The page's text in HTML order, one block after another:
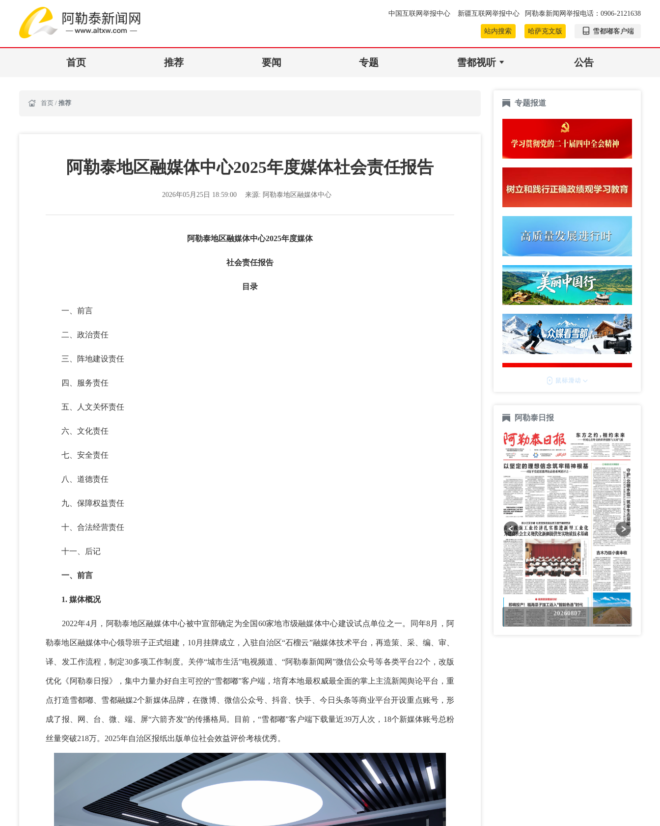
中国互联网举报中心 新疆互联网举报中心 阿勒泰新闻网举报电话：0906-2121638
站内搜索 哈萨克文版 雪都嘟客户端
首页 推荐 要闻 专题 雪都视听 公告
首页 / 推荐
阿勒泰地区融媒体中心2025年度媒体社会责任报告
2026年05月25日 18:59:00 来源: 阿勒泰地区融媒体中心
阿勒泰地区融媒体中心2025年度媒体
社会责任报告
目录
一、前言
二、政治责任
三、阵地建设责任
四、服务责任
五、人文关怀责任
六、文化责任
七、安全责任
八、道德责任
九、保障权益责任
十、合法经营责任
十一、后记
一、前言
1. 媒体概况
2022年4月，阿勒泰地区融媒体中心被中宣部确定为全国60家地市级融媒体中心建设试点单位之一。同年8月，阿
勒泰地区融媒体中心领导班子正式组建，10月挂牌成立，入驻自治区“石榴云”融媒体技术平台，再造策、采、编、审、
译、发工作流程，制定30多项工作制度。关停“城市生活”电视频道、“阿勒泰新闻网”微信公众号等各类平台22个，改版
优化《阿勒泰日报》，集中力量办好自主可控的“雪都嘟”客户端，培育本地最权威最全面的掌上主流新闻舆论平台，重
点打造雪都嘟、雪都融媒2个新媒体品牌，在微博、微信公众号、抖音、快手、今日头条等商业平台开设重点账号，形
成了报、网、台、微、端、屏“六箭齐发”的传播格局。目前，“雪都嘟”客户端下载量近39万人次，18个新媒体账号总粉
丝量突破218万。2025年自治区报纸出版单位社会效益评价考核优秀。
专题报道
阿勒泰日报
20260807